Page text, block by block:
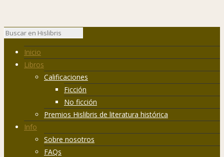
Inicio
Libros
Calificaciones
Ficción
No ficción
Premios Hislibris de literatura histórica
Info
Sobre nosotros
FAQs